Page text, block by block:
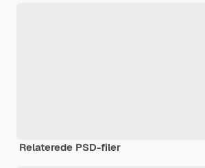
Relaterede PSD-filer